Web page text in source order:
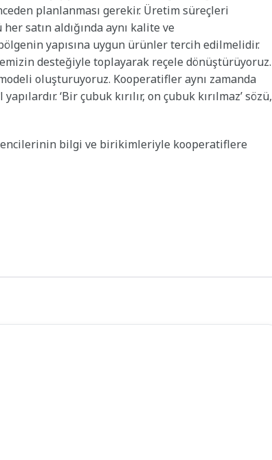
planlanması gerekir. Üretim süreçleri
satın aldığında aynı kalite ve
yapısına uygun ürünler tercih edilmelidir.
desteğiyle toplayarak reçele dönüştürüyoruz.
oluşturuyoruz. Kooperatifler aynı zamanda
‘Bir çubuk kırılır, on çubuk kırılmaz’ sözü,
bilgi ve birikimleriyle kooperatiflere